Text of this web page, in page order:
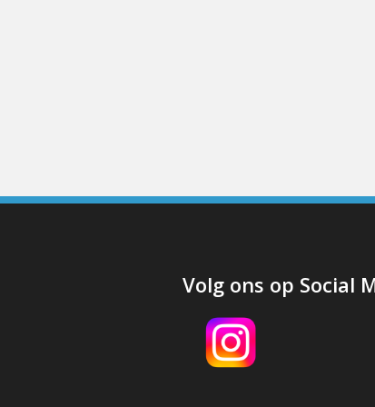
Volg ons op Social